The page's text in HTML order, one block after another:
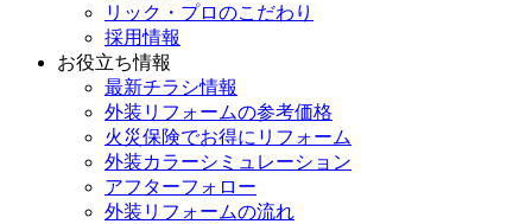
リック・プロのこだわり
採用情報
お役立ち情報
最新チラシ情報
外装リフォームの参考価格
火災保険でお得にリフォーム
外装カラーシミュレーション
アフターフォロー
外装リフォームの流れ